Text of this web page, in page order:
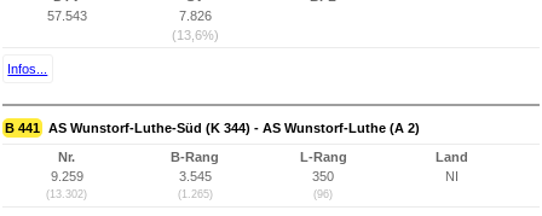
57.543
7.826
(13,6%)
Infos...
B 441 AS Wunstorf-Luthe-Süd (K 344) - AS Wunstorf-Luthe (A 2)
Nr.
9.259
(13.302)
B-Rang
3.545
(1.265)
L-Rang
350
(96)
Land
NI